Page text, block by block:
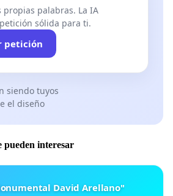
propias palabras. La IA
sólida para ti.
petición
siendo tuyos
el diseño
pueden interesar
David Arellano"